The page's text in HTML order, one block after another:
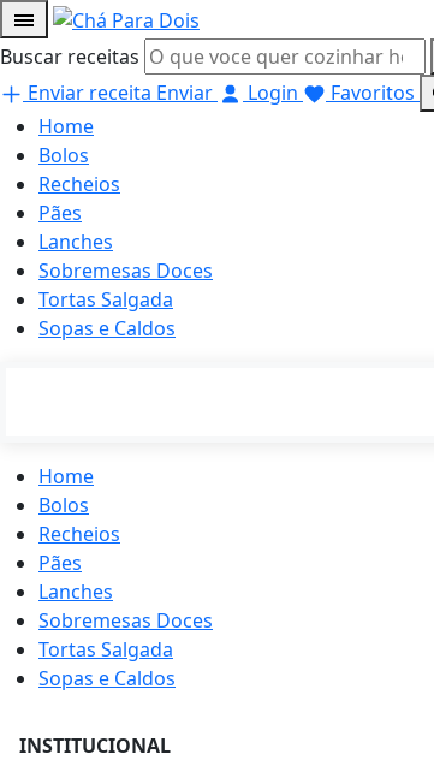
Buscar receitas
Enviar receita Enviar Login
Favoritos
Home
Bolos
Recheios
Pães
Lanches
Sobremesas Doces
Tortas Salgada
Sopas e Caldos
Home
Bolos
Recheios
Pães
Lanches
Sobremesas Doces
Tortas Salgada
Sopas e Caldos
INSTITUCIONAL